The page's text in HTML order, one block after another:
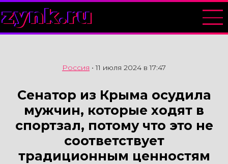
zynk.ru
Россия •11 июля 2024 в 17:47
Сенатор из Крыма осудила
мужчин, которые ходят в
спортзал, потому что это не
соответствует
традиционным ценностям